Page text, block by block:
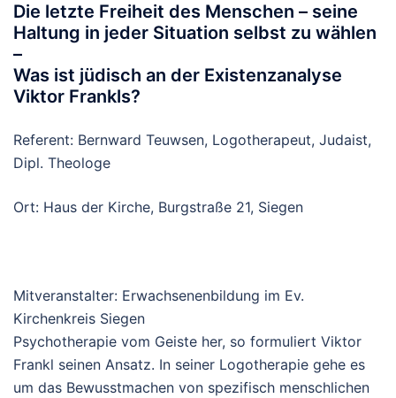
Die letzte Freiheit des Menschen – seine
Haltung in jeder Situation selbst zu wählen
–
Was ist jüdisch an der Existenzanalyse
Viktor Frankls?
Referent: Bernward Teuwsen, Logotherapeut, Judaist,
Dipl. Theologe
Ort: Haus der Kirche, Burgstraße 21, Siegen
Mitveranstalter: Erwachsenenbildung im Ev.
Kirchenkreis Siegen
Psychotherapie vom Geiste her, so formuliert Viktor
Frankl seinen Ansatz. In seiner Logotherapie gehe es
um das Bewusstmachen von spezifisch menschlichen